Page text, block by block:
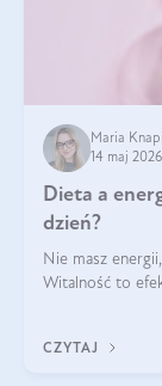
Maria
14 maj 2026
Dieta a
dzień?
Nie masz
Witalność to
CZYTAJ